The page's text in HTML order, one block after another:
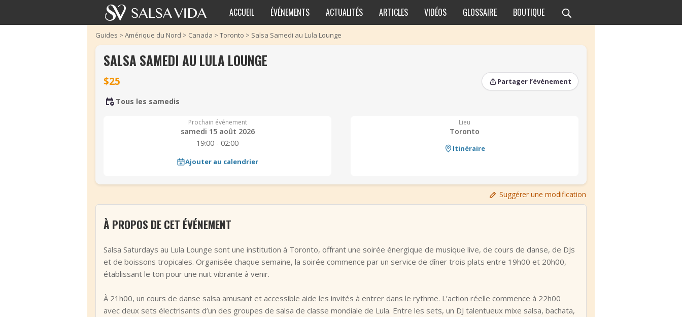
ACCUEIL ÉVÉNEMENTS ACTUALITÉS ARTICLES VIDÉOS GLOSSAIRE BOUTIQUE
Guides > Amérique du Nord > Canada > Toronto > Salsa Samedi au Lula Lounge
SALSA SAMEDI AU LULA LOUNGE
$25 Partager l’événement
Tous les samedis
Prochain événement
samedi 15 août 2026
19:00 - 02:00
Ajouter au calendrier
Lieu
Toronto
Itinéraire
Suggérer une modification
À PROPOS DE CET ÉVÉNEMENT
Salsa Saturdays au Lula Lounge sont une institution à Toronto, offrant une soirée énergique de musique live, de cours de danse, de DJs
et de boissons tropicales. Organisée chaque semaine, la soirée commence par un service de dîner trois plats entre 19h00 et 20h00,
établissant le ton pour une nuit vibrante à venir.
À 21h00, un cours de danse salsa amusant et accessible aide les invités à entrer dans le rythme. L’action réelle commence à 22h00
avec deux sets électrisants d’un des groupes de salsa de classe mondiale de Lula. Entre les sets, un DJ talentueux mixe salsa, bachata,